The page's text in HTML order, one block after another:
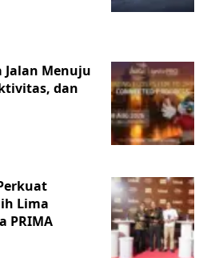
Jalan Menuju
dan
Lima
PRIMA